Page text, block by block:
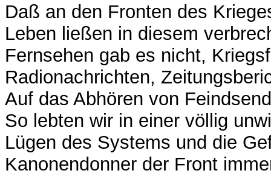
Daß an den Fronten des
Leben ließen in diesem
Fernsehen gab es nicht,
Radionachrichten,
Auf das Abhören von
So lebten wir in einer völlig
Lügen des Systems und die
Kanonendonner der Front